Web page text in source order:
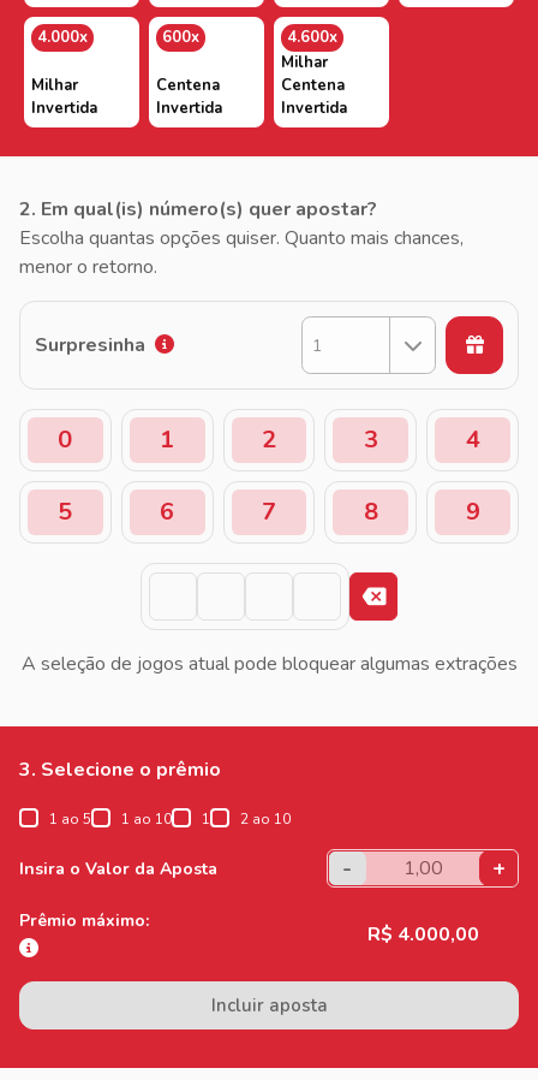
4.000x
Milhar
Invertida
600x
Centena
Invertida
4.600x
Milhar
Centena
Invertida
2. Em qual(is) número(s) quer apostar?
Escolha quantas opções quiser. Quanto mais chances,
menor o retorno.
Surpresinha 1
0 1 2 3 4
5 6 7 8 9
A seleção de jogos atual pode bloquear algumas extrações
3. Selecione o prêmio
1 ao 5 1 ao 10 1 2 ao 10
Insira o Valor da Aposta - +
Prêmio máximo:
R$ 4.000,00
Incluir aposta